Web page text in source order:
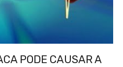
PODE CAUSAR A